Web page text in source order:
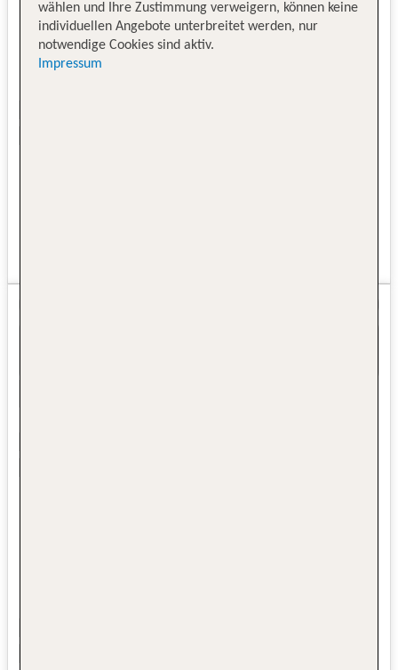
wählen und Ihre Zustimmung verweigern, können keine
individuellen Angebote unterbreitet werden, nur
notwendige Cookies sind aktiv.
Impressum